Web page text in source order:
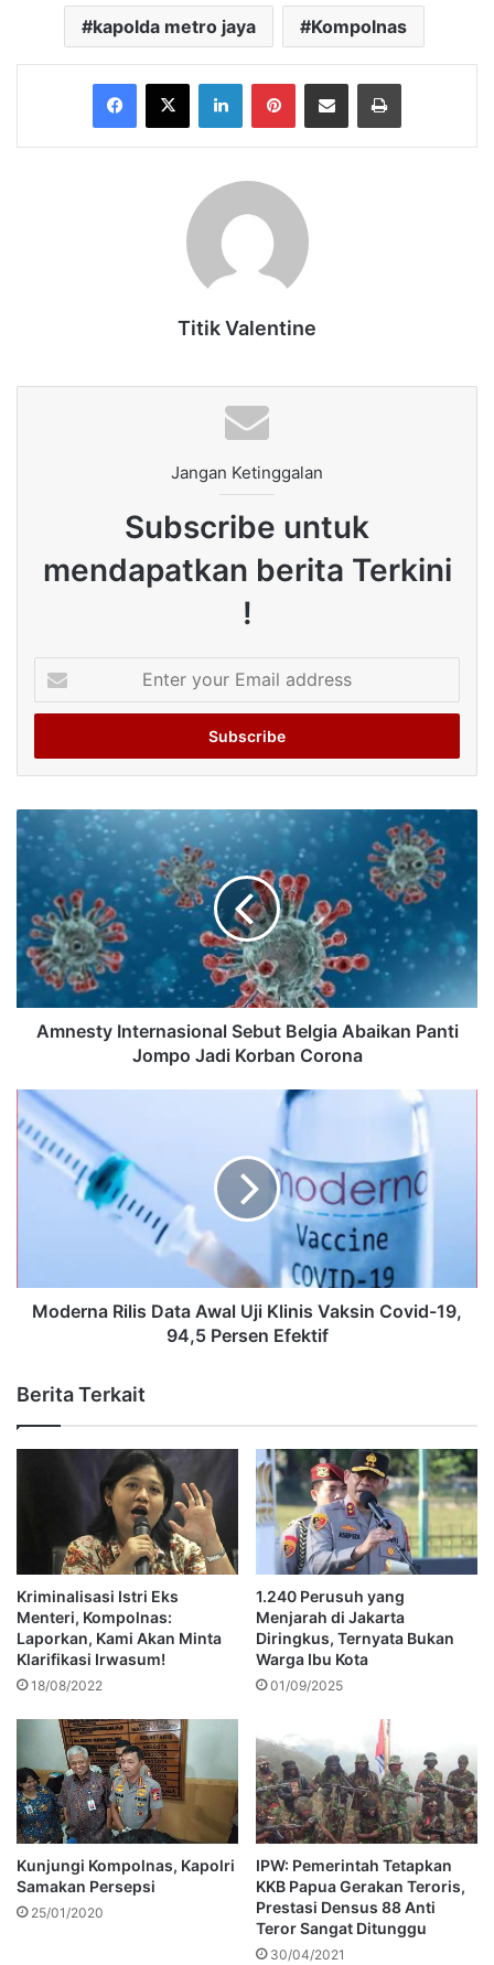
kapolda metro jaya Kompolnas
Facebook
X LinkedInPinterestShare via Email Print
Titik Valentine
Jangan Ketinggalan
Subscribe untuk
mendapatkan berita Terkini
!
your
Email
Amnesty Internasional Sebut Belgia Abaikan Panti
Jompo Jadi Korban Corona
Moderna Rilis Data Awal Uji Klinis Vaksin Covid-19,
94,5 Persen Efektif
Berita Terkait
Kriminalisasi Istri Eks
Menteri, Kompolnas:
Laporkan, Kami Akan Minta
Klarifikasi Irwasum!
18/08/2022
1.240 Perusuh yang
Menjarah di Jakarta
Diringkus, Ternyata Bukan
Warga Ibu Kota
01/09/2025
Kunjungi Kompolnas, Kapolri
Samakan Persepsi
25/01/2020
IPW: Pemerintah Tetapkan
KKB Papua Gerakan Teroris,
Prestasi Densus 88 Anti
Teror Sangat Ditunggu
30/04/2021